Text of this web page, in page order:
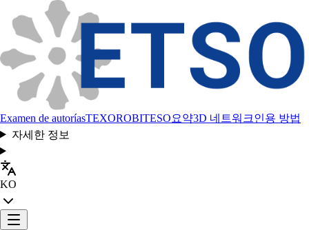
Examen de autoríasTEXOROBITESO요약3D 네트워크인용 방법
자세한 정보
KO